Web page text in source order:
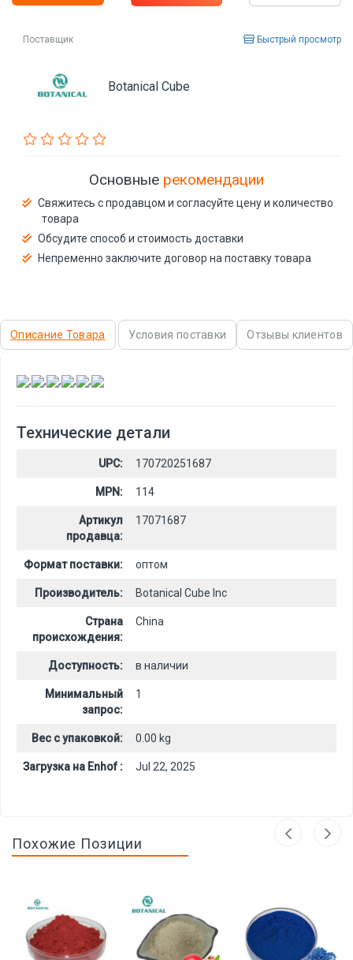
Поставщик Быстрый просмотр
Botanical Cube
Основные рекомендации
Свяжитесь с продавцом и согласуйте цену и количество
товара
Обсудите способ и стоимость доставки
Непременно заключите договор на поставку товара
Описание Товара Условия поставки Отзывы клиентов
, , , , ,
Технические детали
UPC: 170720251687
MPN: 114
Артикул
продавца:
17071687
Формат поставки: оптом
Производитель: Botanical Cube Inc
Страна
происхождения:
China
Доступность: в наличии
Минимальный
запрос:
1
Вес с упаковкой: 0.00 kg
Загрузка на Enhof : Jul 22, 2025
Похожие Позиции